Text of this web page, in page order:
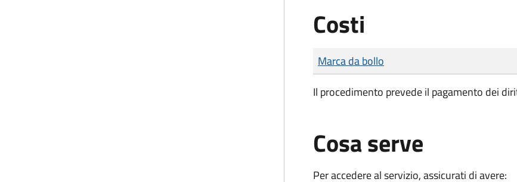
Costi
Tipo di pagamento
Importo
Marca da bollo
Il procedimento prevede il pagamento dei
Cosa serve
Per accedere al servizio, assicurati di avere: